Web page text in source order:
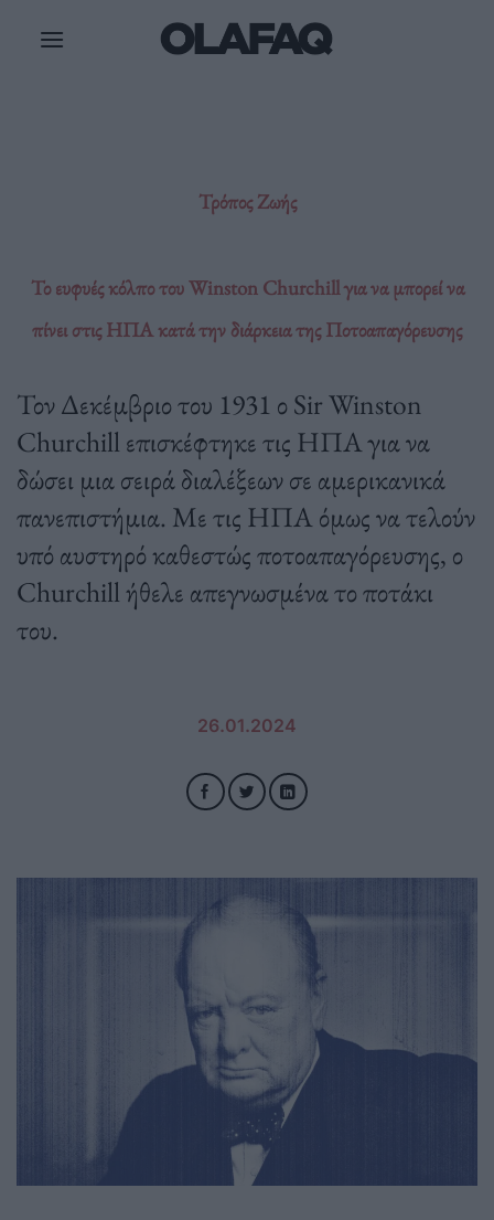
Τρόπος Ζωής
Το ευφυές κόλπο του Winston Churchill για να μπορεί να
πίνει στις ΗΠΑ κατά την διάρκεια της Ποτοαπαγόρευσης
Τον Δεκέμβριο του 1931 ο Sir Winston
Churchill επισκέφτηκε τις ΗΠΑ για να
δώσει μια σειρά διαλέξεων σε αμερικανικά
πανεπιστήμια. Με τις ΗΠΑ όμως να τελούν
υπό αυστηρό καθεστώς ποτοαπαγόρευσης, ο
Churchill ήθελε απεγνωσμένα το ποτάκι
του.
26.01.2024